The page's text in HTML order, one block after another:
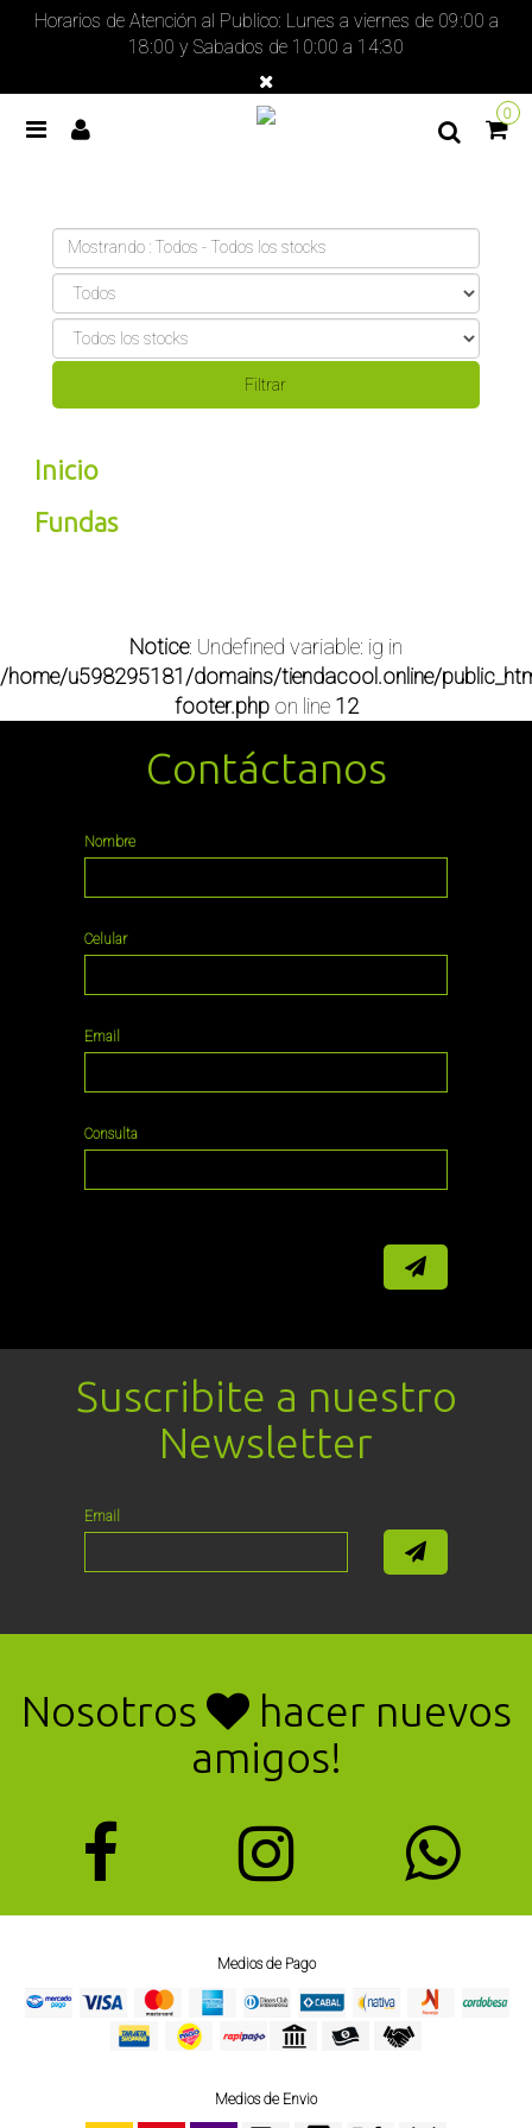
Horarios de Atención al Publico: Lunes a viernes de 09:00 a
18:00 y Sabados de 10:00 a 14:30
0
Mostrando : Todos - Todos los stocks
Inicio
Fundas
Notice: Undefined variable: ig in
/home/u598295181/domains/tiendacool.online/
footer.phpon line 12
Contáctanos
Nombre
Celular
Email
Consulta
Suscribite a nuestro
Newsletter
Email
Nosotros
hacer nuevos
amigos!
Medios de Pago
Medios de Envio